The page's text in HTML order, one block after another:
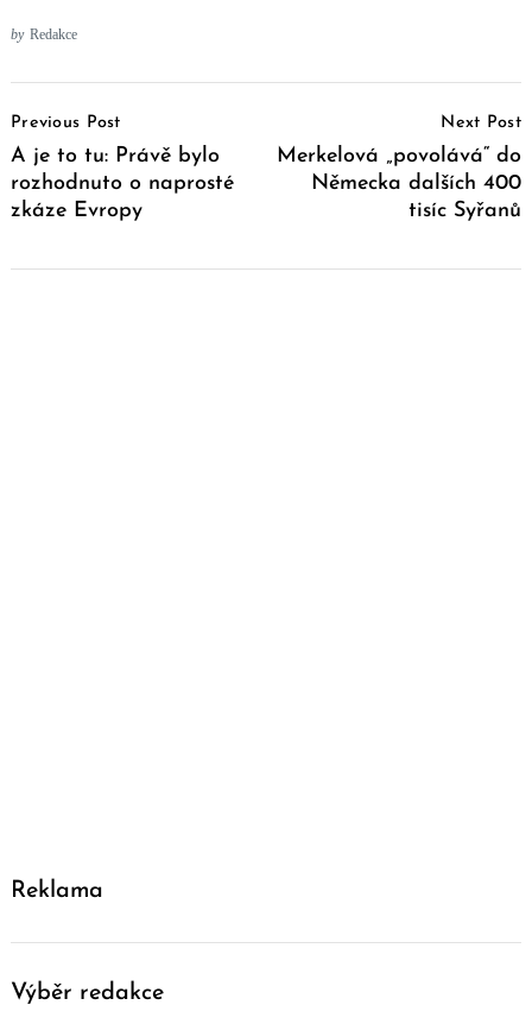
by Redakce
Navigation
Previous Post
A je to tu: Právě bylo
rozhodnuto o naprosté
zkáze Evropy
Next Post
Merkelová „povolává“ do
Německa dalších 400
tisíc Syřanů
Reklama
Výběr redakce